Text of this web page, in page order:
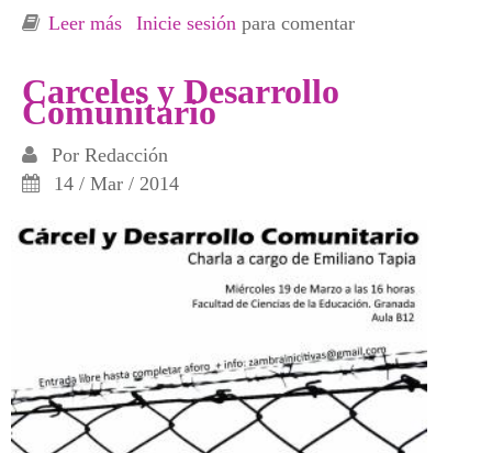
Leer más sobre De la Renta Minima a la Renta Basica
Inicie sesión para comentar
Carceles y Desarrollo
Comunitario
Por Redacción
14 / Mar / 2014